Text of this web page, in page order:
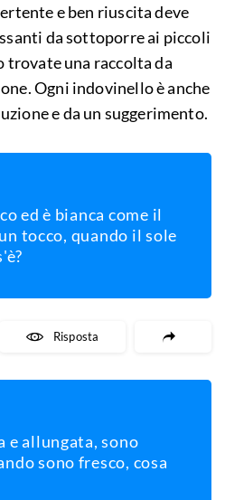
e ben riuscita deve
da sottoporre ai piccoli
trovate una raccolta da
Ogni indovinello è anche
e da un suggerimento.
ed è bianca come il
tocco, quando il sole
Mostra La Risposta
e allungata, sono
sono fresco, cosa